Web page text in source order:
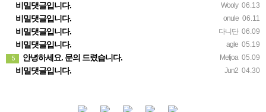
Wooly 06.13
비밀댓글입니다.
onule 06.11
비밀댓글입니다.
다니단 06.09
비밀댓글입니다.
agle 05.19
비밀댓글입니다.
Meljoa 05.09
5 안녕하세요. 문의 드렸습니다.
Jun2 04.30
비밀댓글입니다.